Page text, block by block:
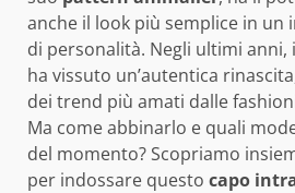
anche il look più semplice in un
di personalità. Negli ultimi
ha vissuto un’autentica
dei trend più amati dalle
Ma come abbinarlo e quali
del momento? Scopriamo
per indossare questo capo